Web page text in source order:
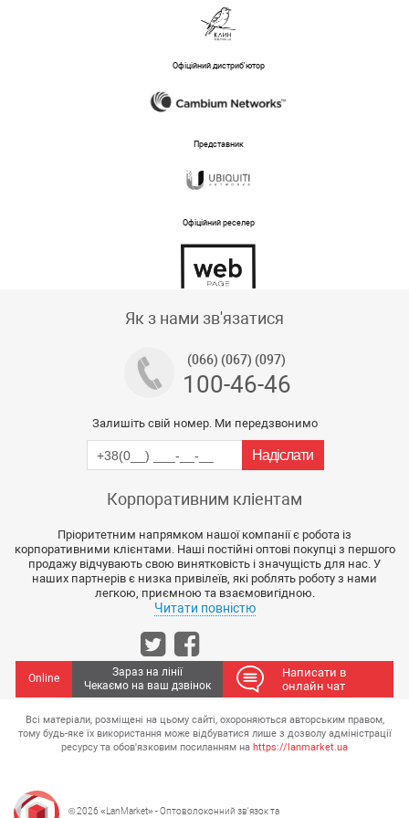
Офіційний дистриб'ютор
Представник
Офіційний реселер
Як з нами зв'язатися
(066) (067) (097)
100-46-46
Залишіть свій номер. Ми передзвонимо
Корпоративним кліентам
Пріоритетним напрямком нашої компанії є робота із
корпоративними клієнтами. Наші постійні оптові покупці з першого
продажу відчувають свою винятковість і значущість для нас. У
наших партнерів є низка привілеїв, які роблять роботу з нами
легкою, приємною та взаємовигідною.
Читати повністю
Online
Зараз на лінії
Чекаємо на ваш дзвінок
Написати в
онлайн чат
© 2026 «LanMarket» - Оптоволоконний зв'язок та
Всі матеріали, розміщені на цьому сайті, охороняються авторським правом,
тому будь-яке їх використання може відбуватися лише з дозволу адміністрації
ресурсу та обов'язковим посиланням на https://lanmarket.ua